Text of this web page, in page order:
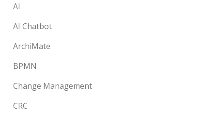
AI
AI Chatbot
ArchiMate
BPMN
Change Management
CRC